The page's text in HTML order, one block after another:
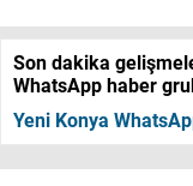
Son dakika
WhatsApp haber
Yeni Konya